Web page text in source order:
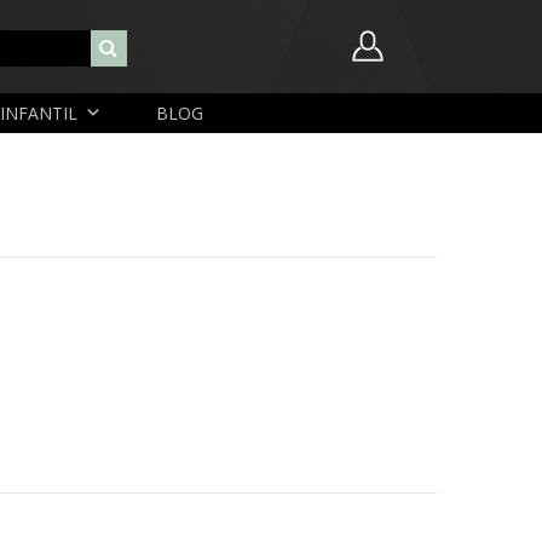
Nome de usuário ou endereço de e-mail
INFANTIL BLOG